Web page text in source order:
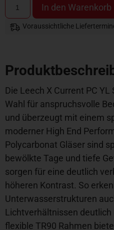
In den Warenkorb
Voraussichtliche
Die Leech X Current PC
Wahl für anspruchsvolle
und überzeugt mit einem
moderner High End
Polycarbonat Gläser sind
bewölkte Tage und tiefe
sorgen für eine deutlich
höheren Kontrast. So
Unterwasserstrukturen
Lichtverhältnissen deutlich
flexible TR90 Rahmen